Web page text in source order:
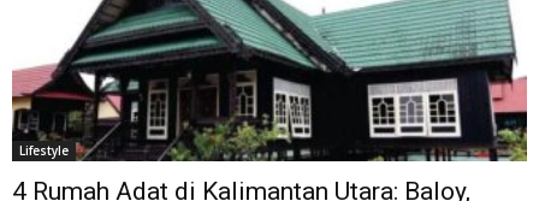
Lifestyle
4 Rumah Adat di Kalimantan Utara: Baloy,